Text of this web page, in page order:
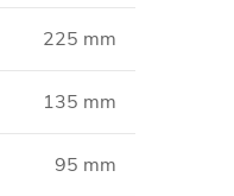
225 mm
135 mm
95 mm